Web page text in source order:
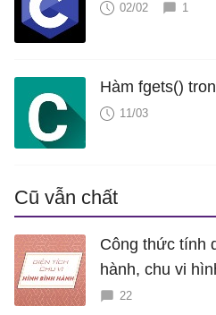
02/02 1
Hàm fgets()
11/03
Cũ vẫn chất
Công thức tính
hành, chu vi
22